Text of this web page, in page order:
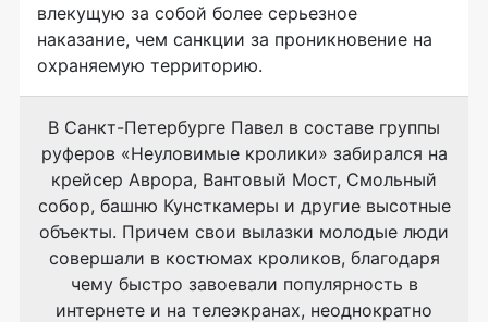
влекущую за собой более серьезное
наказание, чем санкции за проникновение на
охраняемую территорию.
В Санкт-Петербурге Павел в составе группы
руферов «Неуловимые кролики» забирался на
крейсер Аврора, Вантовый Мост, Смольный
собор, башню Кунсткамеры и другие высотные
объекты. Причем свои вылазки молодые люди
совершали в костюмах кроликов, благодаря
чему быстро завоевали популярность в
интернете и на телеэкранах, неоднократно